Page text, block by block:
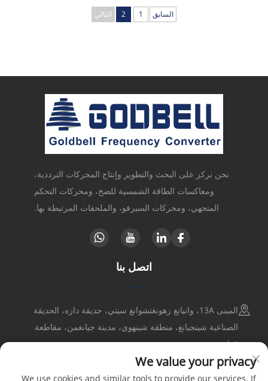
السابق 1
2 التالي
نحن نركز على البحث والتطوير وإنتاج المحركات الترددية،
ومعاكسات الطاقة الشمسية للضخ، ومحركات التحكم
المتجهي، ومحركات السيرفو، والملحقات المرتبطة بها.
اتصل بنا
المبنى 13A، وانيانغ زهونغتشوانغ سيتي، حديقة دازه، الحديقة
الصناعية شينجيانغ، منطقة شينهوي، مدينة جيانغمن، مقاطعة
قوانغدونغ
+86-17316086390
We value your privacy
We use cookies and similar tools to provide our services. If